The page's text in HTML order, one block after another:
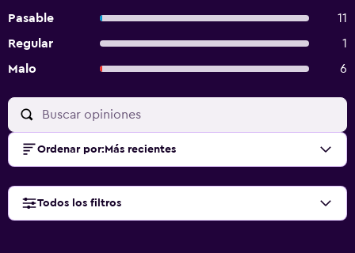
Pasable
11
Regular
1
Malo
6
Ordenar por: Más recientes
Todos los filtros